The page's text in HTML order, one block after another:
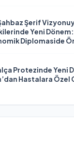
Şerif
Yeni
Diplomaside
Protezinde Yeni
Hastalara Özel